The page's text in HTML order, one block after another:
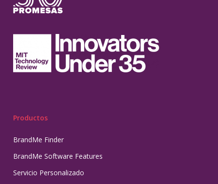
Productos
BrandMe Finder
BrandMe Software Features
Servicio Personalizado